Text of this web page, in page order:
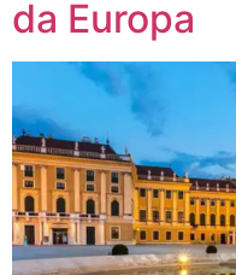
da Europa